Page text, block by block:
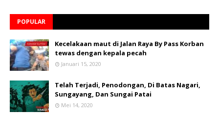
POPULAR
Kecelakaan maut di Jalan Raya By Pass Korban
tewas dengan kepala pecah
Januari 15, 2020
Telah Terjadi, Penodongan, Di Batas Nagari,
Sungayang, Dan Sungai Patai
Mei 14, 2020